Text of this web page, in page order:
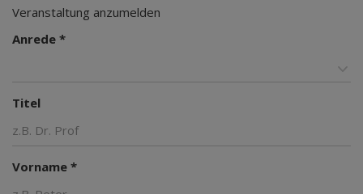
Veranstaltung anzumelden
Anrede *
Titel
Vorname *